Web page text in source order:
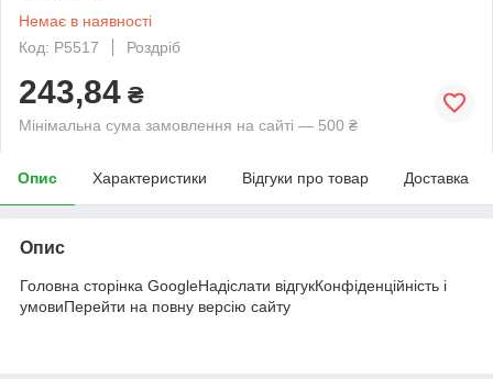
Немає в наявності
Код: P5517
Роздріб
243,84 ₴
Мінімальна сума замовлення на сайті — 500 ₴
Опис Характеристики Відгуки про товар Доставка
Опис
Головна сторінка GoogleНадіслати відгукКонфіденційність і
умовиПерейти на повну версію сайту